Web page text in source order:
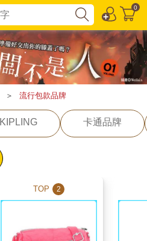
0
＞ 流行包款品牌
KIPLING 卡通品牌
TOP 2